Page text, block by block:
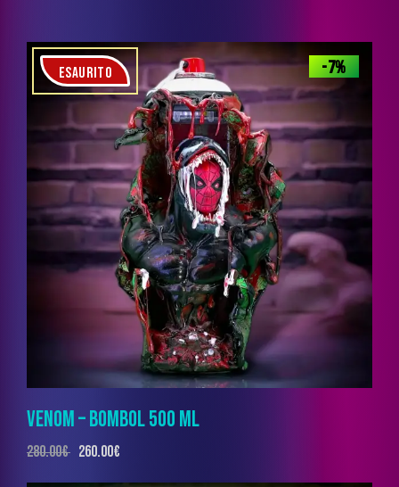
ESAURITO -7%
VENOM – BOMBOL 500 ML
280.00€ 260.00€